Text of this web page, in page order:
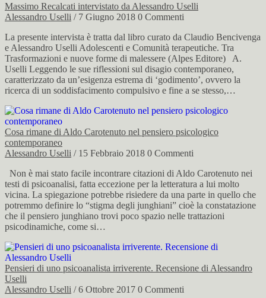
Massimo Recalcati intervistato da Alessandro Uselli
Alessandro Uselli / 7 Giugno 2018 0 Commenti
La presente intervista è tratta dal libro curato da Claudio Bencivenga
e Alessandro Uselli Adolescenti e Comunità terapeutiche. Tra
Trasformazioni e nuove forme di malessere (Alpes Editore) A.
Uselli Leggendo le sue riflessioni sul disagio contemporaneo,
caratterizzato da un’esigenza estrema di ‘godimento’, ovvero la
ricerca di un soddisfacimento compulsivo e fine a se stesso,…
Cosa rimane di Aldo Carotenuto nel pensiero psicologico
contemporaneo
Alessandro Uselli / 15 Febbraio 2018 0 Commenti
Non è mai stato facile incontrare citazioni di Aldo Carotenuto nei
testi di psicoanalisi, fatta eccezione per la letteratura a lui molto
vicina. La spiegazione potrebbe risiedere da una parte in quello che
potremmo definire lo “stigma degli junghiani” cioè la constatazione
che il pensiero junghiano trovi poco spazio nelle trattazioni
psicodinamiche, come si…
Pensieri di uno psicoanalista irriverente. Recensione di Alessandro
Uselli
Alessandro Uselli / 6 Ottobre 2017 0 Commenti